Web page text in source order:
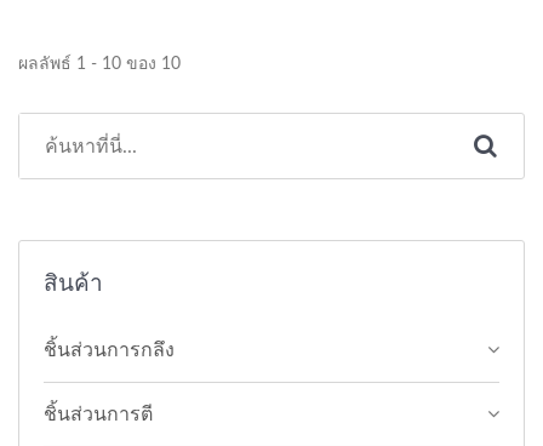
ผลลัพธ์ 1 - 10 ของ 10
สินค้า
ชิ้นส่วนการกลึง
ชิ้นส่วนการตี